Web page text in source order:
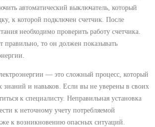
автоматический выключатель, который
к которой подключен счетчик. После
необходимо проверить работу счетчика.
правильно, то он должен показывать
― это сложный процесс, который
знаний и навыков. Если вы не уверены в своих
к специалисту. Неправильная установка
к неточному учету потребляемой
к возникновению опасных ситуаций.